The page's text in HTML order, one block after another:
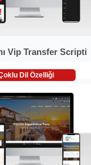
Vip Transfer Scripti
Dil Özelliği